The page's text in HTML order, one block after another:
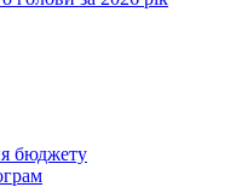
бюджету